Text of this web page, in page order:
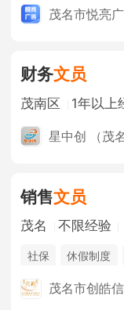
茂名市悦亮
财务文员
茂南区 1年以上
星中创 （茂
销售文员
茂名 不限经验
社保 休假制度
茂名市创皓